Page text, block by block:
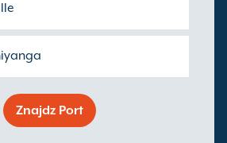
Znajdz Port